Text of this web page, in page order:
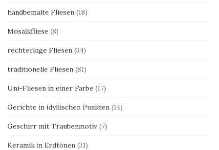
handbemalte Fliesen (18)
Mosaikfliese (8)
rechteckige Fliesen (34)
traditionelle Fliesen (81)
Uni-Fliesen in einer Farbe (17)
Gerichte in idyllischen Punkten (14)
Geschirr mit Traubenmotiv (7)
Keramik in Erdtönen (31)